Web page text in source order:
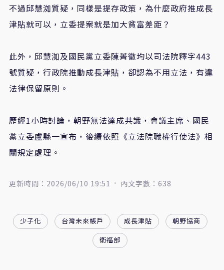
不過邱慧洳質疑，同樣是提存政策，為什麼政府推成長
津貼就可以，立委提案就是加大貧富差距？
此外，邱慧洳及國民黨立委陳菁徽均以司法院釋字443
號質疑，行政院推動成長津貼，卻認為不用立法，有違
法律保留原則。
歷經1小時討論，朝野無法達成共識，會議主席、國民
黨立委盧縣一宣布，後續依照 《立法院職權行使法》 相
關規定處理。
更新時間：2026/06/10 19:51 內文字數：638
少子化 台灣未來帳戶 成長津貼
朝野協商
衛福部